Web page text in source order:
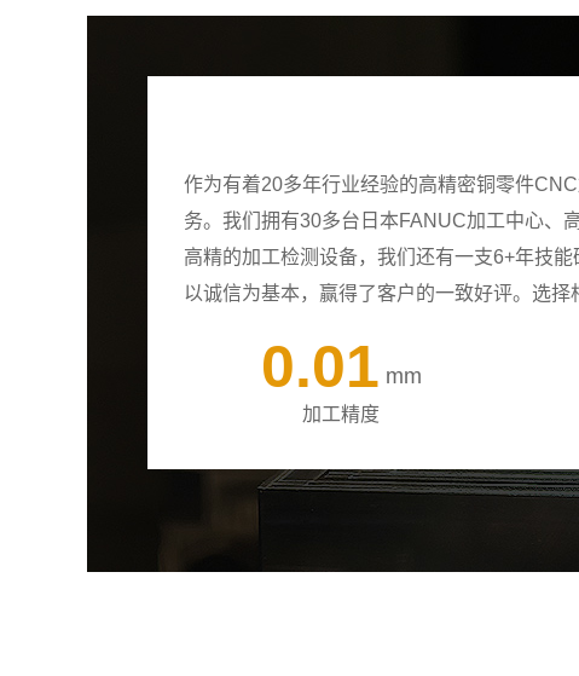
作为有着20多年行业经验的高精密铜零件
务。我们拥有30多台日本FANUC加工中心、
高精的加工检测设备，我们还有一支6+年技
以诚信为基本，赢得了客户的一致好评。选择
0.01 mm
加工精度